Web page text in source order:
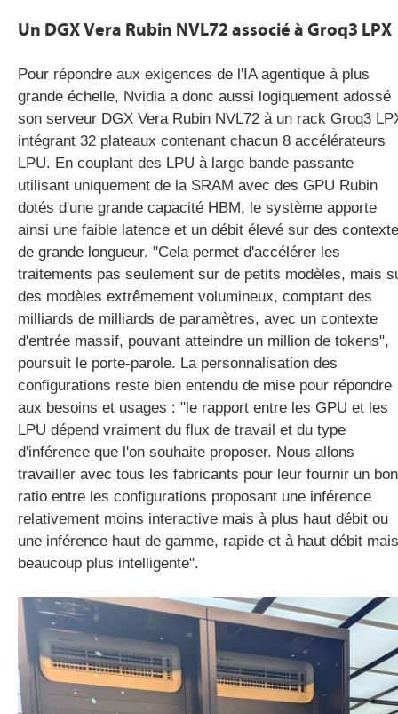
Un DGX Vera Rubin NVL72 associé à Groq3 LPX
Pour répondre aux exigences de l'IA agentique à plus
grande échelle, Nvidia a donc aussi logiquement adossé
son serveur DGX Vera Rubin NVL72 à un rack Groq3
intégrant 32 plateaux contenant chacun 8 accélérateurs
LPU. En couplant des LPU à large bande passante
utilisant uniquement de la SRAM avec des GPU Rubin
dotés d'une grande capacité HBM, le système apporte
ainsi une faible latence et un débit élevé sur des
de grande longueur. "Cela permet d'accélérer les
traitements pas seulement sur de petits modèles, mais
des modèles extrêmement volumineux, comptant des
milliards de milliards de paramètres, avec un contexte
d'entrée massif, pouvant atteindre un million de tokens",
poursuit le porte-parole. La personnalisation des
configurations reste bien entendu de mise pour répondre
aux besoins et usages : "le rapport entre les GPU et les
LPU dépend vraiment du flux de travail et du type
d'inférence que l'on souhaite proposer. Nous allons
travailler avec tous les fabricants pour leur fournir un bon
ratio entre les configurations proposant une inférence
relativement moins interactive mais à plus haut débit ou
une inférence haut de gamme, rapide et à haut débit mais
beaucoup plus intelligente".